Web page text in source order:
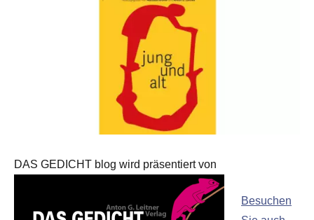
DAS GEDICHT blog wird präsentiert von
Besuchen